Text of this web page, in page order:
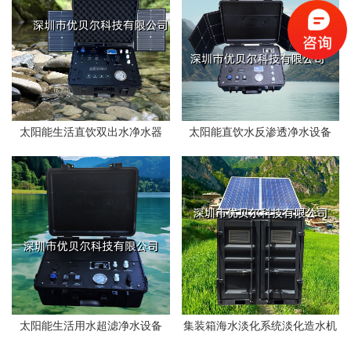
太阳能生活直饮双出水净水器 太阳能直饮水反渗透净水设备
太阳能生活用水超滤净水设备 集装箱海水淡化系统淡化造水机